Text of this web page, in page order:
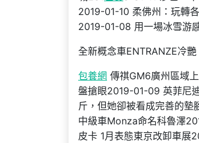
2019-01-10 柔佛州：玩轉
2019-01-08 用一場冰雪游
全新概念車ENTRANZE冷
包養網 傳祺GM6廣州區域
盤搶眼2019-01-09 英菲尼
斤，但她卻被看成完善的墊
中級車Monza命名科魯澤
皮卡 1月表態東京改卸車展